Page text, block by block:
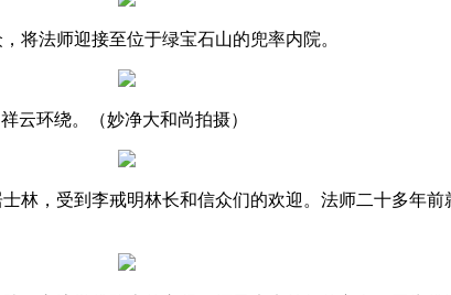
法师迎接至位于绿宝石山的兜率内院。
环绕。（妙净大和尚拍摄）
，受到李戒明林长和信众们的欢迎。法师二十多年